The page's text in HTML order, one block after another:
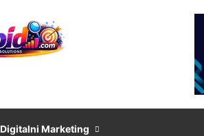
Digitalni Marketing